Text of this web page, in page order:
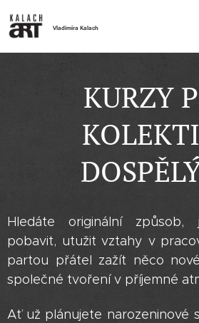
Vladimíra Kalach
KURZY
Hledáte originální
pobavit, utužit vztahy v
partou přátel zažít něco
společné tvoření v příjemné
Ať už plánujete narozeninové